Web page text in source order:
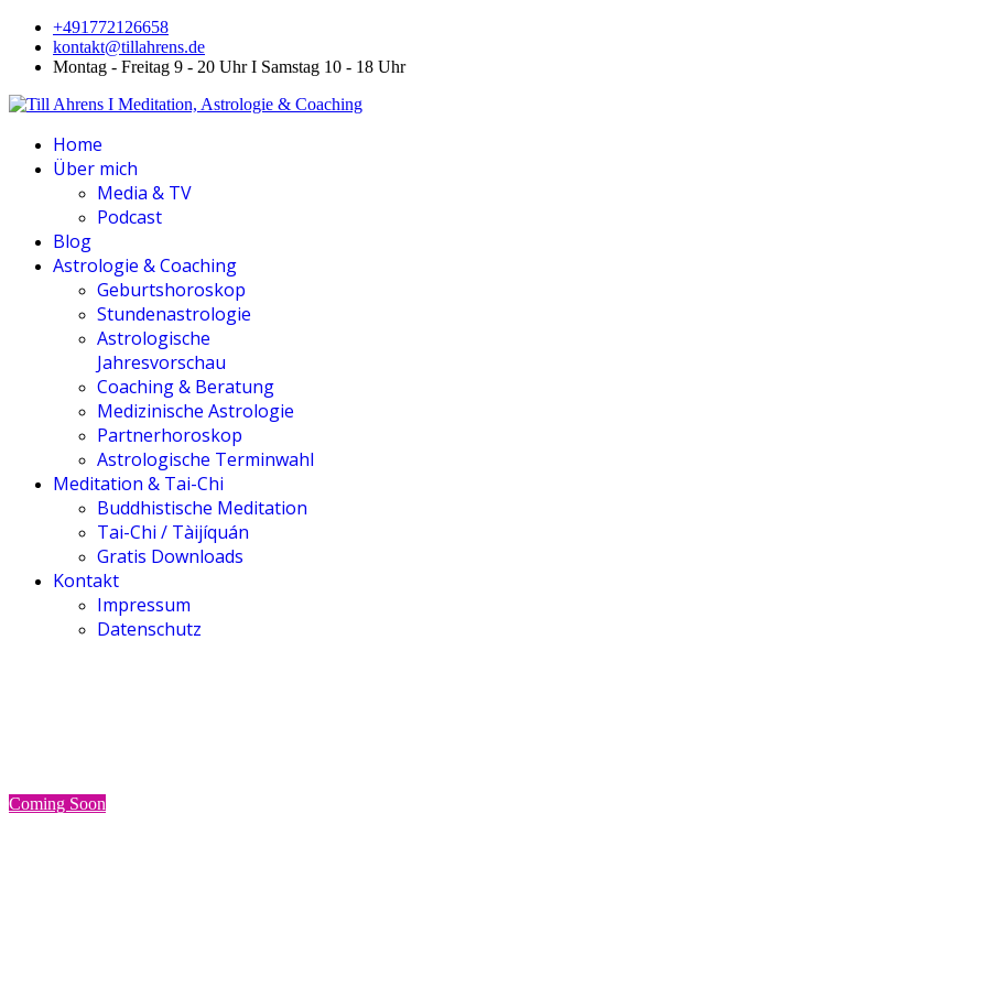
+491772126658
kontakt@tillahrens.de
Montag - Freitag 9 - 20 Uhr I Samstag 10 - 18 Uhr
Home
Über mich
Media & TV
Podcast
Blog
Astrologie & Coaching
Geburtshoroskop
Stundenastrologie
Astrologische
Jahresvorschau
Coaching & Beratung
Medizinische Astrologie
Partnerhoroskop
Astrologische Terminwahl
Meditation & Tai-Chi
Buddhistische Meditation
Tai-Chi / Tàijíquán
Gratis Downloads
Kontakt
Impressum
Datenschutz
Coming Soon